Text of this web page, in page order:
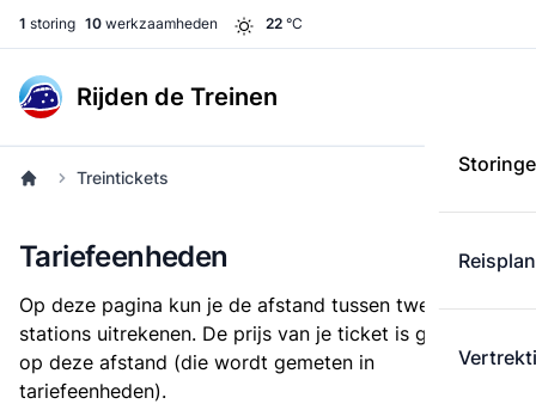
1 storing 10 werkzaamheden 22 °C
Rijden de Treinen
Treintickets
Tariefeenheden
Op deze pagina kun je de afstand tussen twee
stations uitrekenen. De prijs van je ticket is gebaseerd
op deze afstand (die wordt gemeten in
tariefeenheden).